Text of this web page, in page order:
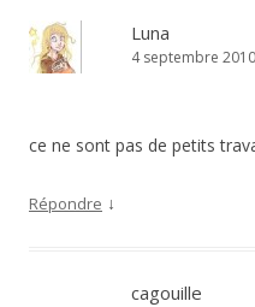
Luna
4 septembre
ce ne sont pas de petits
Répondre ↓
cagouille